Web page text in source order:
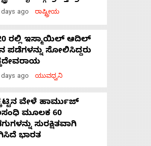
days ago ರಾಷ್ಟ್ರೀಯ
ರಲ್ಲಿ ಇಸ್ಮಾಯಿಲ್ ಆದಿಲ್
ಪಡೆಗಳನ್ನು ಸೋಲಿಸಿದ್ದರು
days ago ಯುವಧ್ವನಿ
ವೇಳೆ ಹಾರ್ಮುಜ್
ಮೂಲಕ 60
ಸುರಕ್ಷಿತವಾಗಿ
ಭಾರತ